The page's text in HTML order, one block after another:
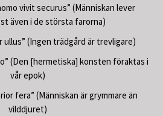
vivit securus” (Människan lever
även i de största farorna)
ullus” (Ingen trädgård är trevligare)
(Den [hermetiska] konsten föraktas i
vår epok)
fera” (Människan är grymmare än
vilddjuret)